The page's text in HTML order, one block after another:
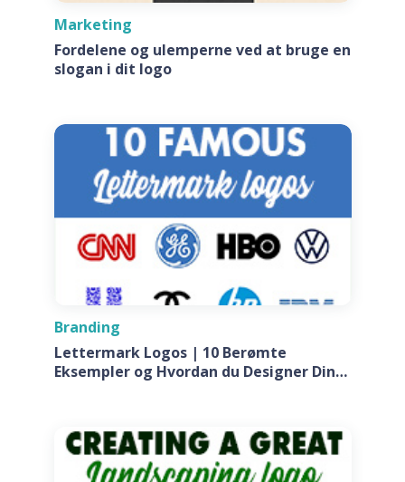
Marketing
Fordelene og ulemperne ved at bruge en
slogan i dit logo
Branding
Lettermark Logos | 10 Berømte
Eksempler og Hvordan du Designer Din